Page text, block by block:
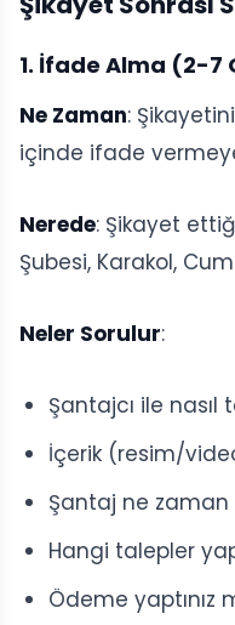
1. İfade Alma (2-7
Ne Zaman:
içinde ifade vermeye
Nerede: Şikayet
Şubesi, Karakol,
Neler Sorulur:
Şantajcı ile nasıl
İçerik (resim/
Şantaj ne zaman
Hangi talepler
Ödeme yaptınız